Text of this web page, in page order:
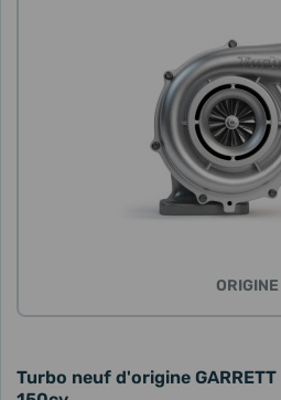
ORIGINE
Turbo neuf d'origine